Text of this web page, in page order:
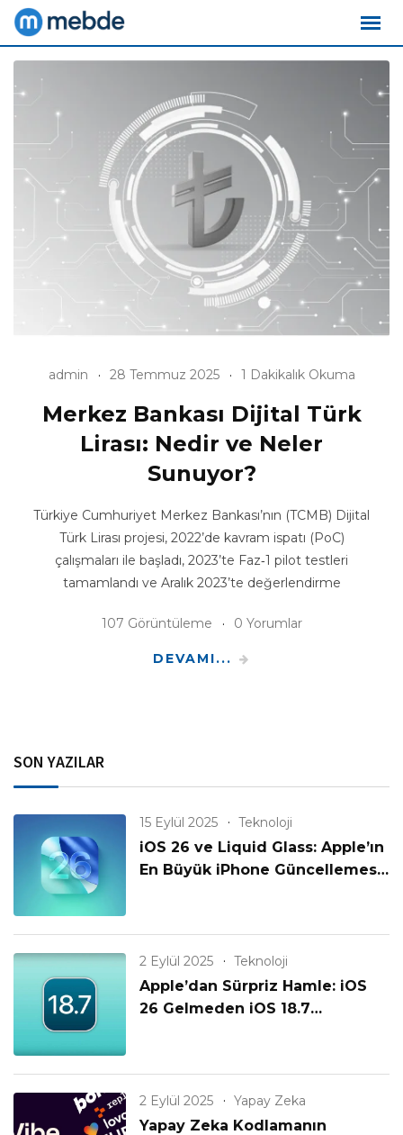
Skip
admin 28 Temmuz 2025 1 Dakikalık Okuma
Merkez Bankası Dijital Türk
Lirası: Nedir ve Neler
Sunuyor?
Türkiye Cumhuriyet Merkez Bankası’nın (TCMB) Dijital
Türk Lirası projesi, 2022’de kavram ispatı (PoC)
çalışmaları ile başladı, 2023’te Faz‑1 pilot testleri
tamamlandı ve Aralık 2023’te değerlendirme
107 Görüntüleme 0 Yorumlar
DEVAMI...
SON YAZILAR
15 Eylül 2025 Teknoloji
iOS 26 ve Liquid Glass: Apple’ın
En Büyük iPhone Güncellemesi
2 Eylül 2025 Teknoloji
Apple’dan Sürpriz Hamle: iOS
26 Gelmeden iOS 18.7
2 Eylül 2025 Yapay Zeka
Yapay Zeka Kodlamanın